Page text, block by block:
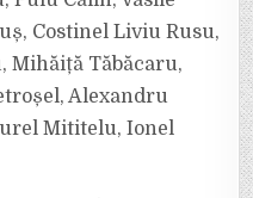
Costinel Liviu Rusu,
Mihăiță Tăbăcaru,
Alexandru
Mititelu, Ionel